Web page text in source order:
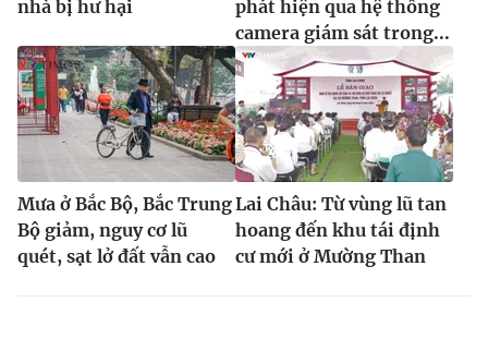
nhà bị hư hại
phát hiện qua hệ thống
camera giám sát trong...
Mưa ở Bắc Bộ, Bắc Trung
Bộ giảm, nguy cơ lũ
quét, sạt lở đất vẫn cao
Lai Châu: Từ vùng lũ tan
hoang đến khu tái định
cư mới ở Mường Than